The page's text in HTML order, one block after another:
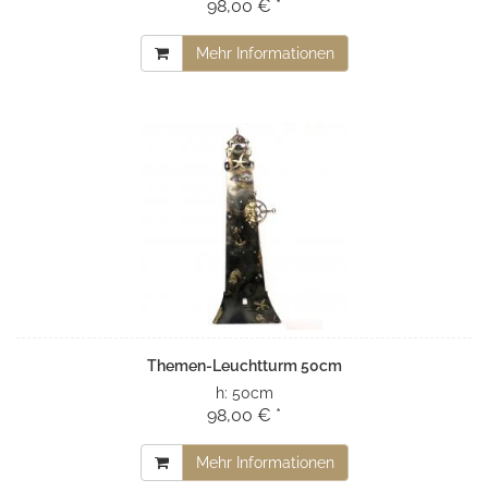
98,00 € *
Mehr Informationen
Themen-Leuchtturm 50cm
h: 50cm
98,00 € *
Mehr Informationen